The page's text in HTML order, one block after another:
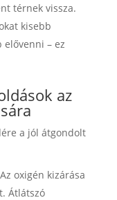
térnek vissza.
kisebb
elővenni – ez
az
a jól átgondolt
Az oxigén kizárása
Átlátszó